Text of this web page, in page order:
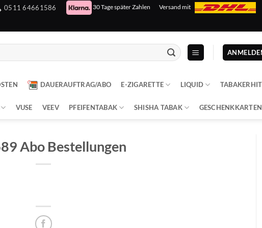
0511 64661586 30 Tage später Zahlen Versand mit
DAUERAUFTRAG/ABO E-ZIGARETTE LIQUID
VUSE VEEV PFEIFENTABAK SHISHA TABAK GESCHENKKARTEN
Abo Bestellungen